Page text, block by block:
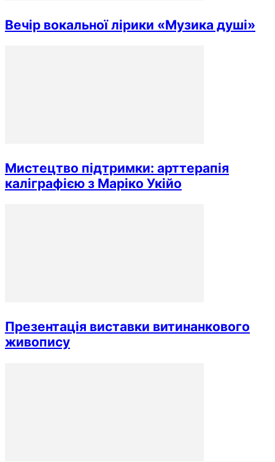
Вечір вокальної лірики «Музика душі»
Мистецтво підтримки: арттерапія
каліграфією з Маріко Укійо
Презентація виставки витинанкового
живопису